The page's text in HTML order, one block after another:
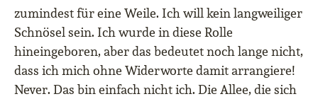
zumindest für eine Weile. Ich will kein langweiliger
Schnösel sein. Ich wurde in diese Rolle
hineingeboren, aber das bedeutet noch lange nicht,
dass ich mich ohne Widerworte damit arrangiere!
Never. Das bin einfach nicht ich. Die Allee, die sich